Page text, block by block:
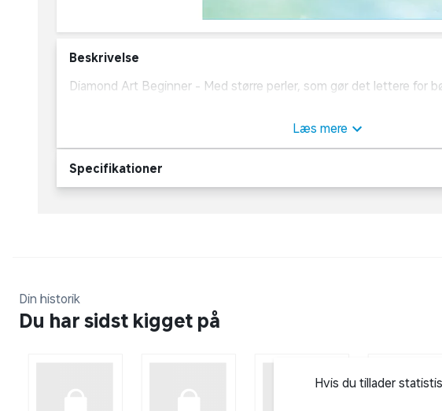
Beskrivelse
Diamond Art Beginner - Med større perler, som gør det lettere for
Læs mere
Specifikationer
Din historik
Du har sidst kigget på
Hvis du tillader